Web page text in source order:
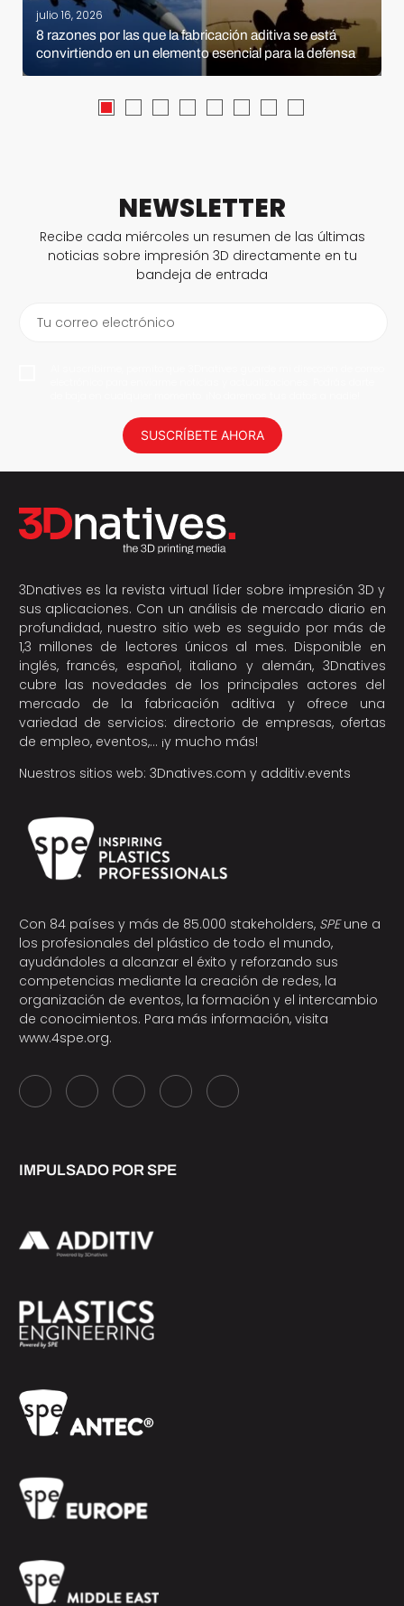
julio 16, 2026
8 razones por las que la fabricación aditiva se está
convirtiendo en un elemento esencial para la defensa
NEWSLETTER
Recibe cada miércoles un resumen de las últimas
noticias sobre impresión 3D directamente en tu
bandeja de entrada
Tu correo electrónico
SUSCRÍBETE AHORA
3Dnatives es la revista virtual líder sobre impresión 3D y
sus aplicaciones. Con un análisis de mercado diario en
profundidad, nuestro sitio web es seguido por más de
1,3 millones de lectores únicos al mes. Disponible en
inglés, francés, español, italiano y alemán, 3Dnatives
cubre las novedades de los principales actores del
mercado de la fabricación aditiva y ofrece una
variedad de servicios: directorio de empresas, ofertas
de empleo, eventos,… ¡y mucho más!
Nuestros sitios web: 3Dnatives.com y additiv.events
Con 84 países y más de 85.000 stakeholders, SPEune a
los profesionales del plástico de todo el mundo,
ayudándoles a alcanzar el éxito y reforzando sus
competencias mediante la creación de redes, la
organización de eventos, la formación y el intercambio
de conocimientos. Para más información, visita
www.4spe.org.
IMPULSADO POR SPE